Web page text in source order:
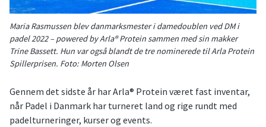
Maria Rasmussen blev danmarksmester i damedoublen ved DM i
padel 2022 – powered by Arla® Protein sammen med sin makker
Trine Bassett. Hun var også blandt de tre nominerede til Arla Protein
Spillerprisen. Foto: Morten Olsen
Gennem det sidste år har Arla® Protein været fast inventar,
når Padel i Danmark har turneret land og rige rundt med
padelturneringer, kurser og events.